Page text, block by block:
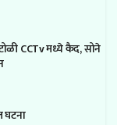
CCTv मध्ये कैद, सोने
घटना